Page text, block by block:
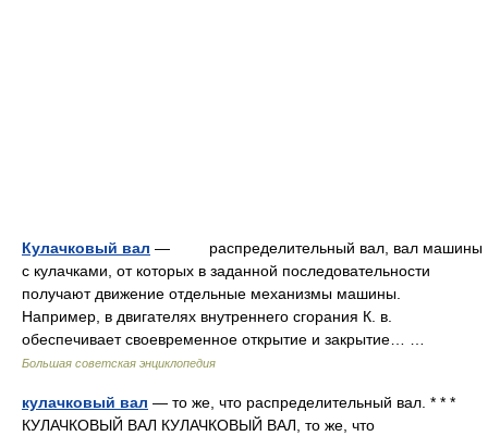
Кулачковый вал — распределительный вал, вал машины
с кулачками, от которых в заданной последовательности
получают движение отдельные механизмы машины.
Например, в двигателях внутреннего сгорания К. в.
обеспечивает своевременное открытие и закрытие… …
Большая советская энциклопедия
кулачковый вал — то же, что распределительный вал. * * *
КУЛАЧКОВЫЙ ВАЛ КУЛАЧКОВЫЙ ВАЛ, то же, что